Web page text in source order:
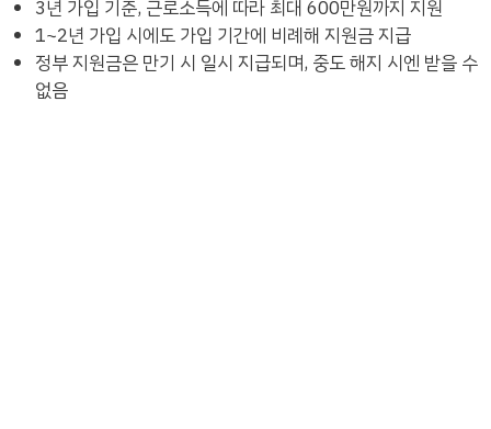
3년 가입 기준, 근로소득에 따라 최대 600만원까지 지원
1~2년 가입 시에도 가입 기간에 비례해 지원금 지급
정부 지원금은 만기 시 일시 지급되며, 중도 해지 시엔 받을 수
없음